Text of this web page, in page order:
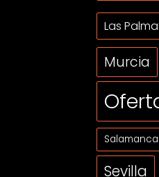
Las
Murcia
Salamanca
Sevilla